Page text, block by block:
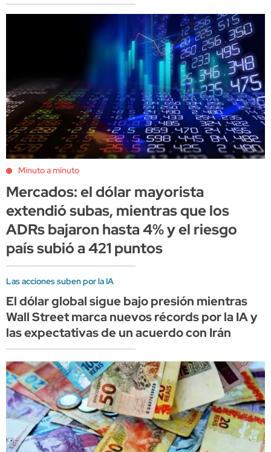
Minuto a minuto
Mercados: el dólar mayorista
extendió subas, mientras que los
ADRs bajaron hasta 4% y el riesgo
país subió a 421 puntos
Las acciones suben por la IA
El dólar global sigue bajo presión mientras
Wall Street marca nuevos récords por la IA y
las expectativas de un acuerdo con Irán